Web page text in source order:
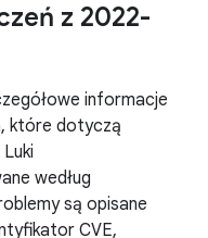
z 2022-
informacje
które dotyczą
według
są opisane
CVE,